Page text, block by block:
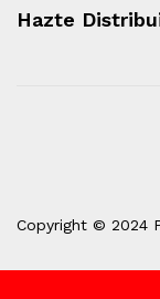
Hazte
Copyright © 2024